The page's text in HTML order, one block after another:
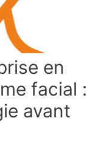
en
facial :
avant